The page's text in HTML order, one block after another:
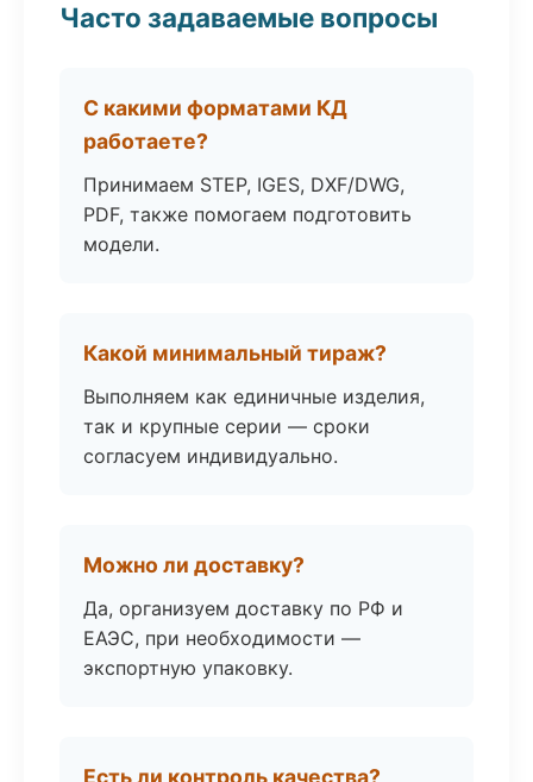
Часто задаваемые вопросы
С какими форматами КД
работаете?
Принимаем STEP, IGES, DXF/DWG,
PDF, также помогаем подготовить
модели.
Какой минимальный тираж?
Выполняем как единичные изделия,
так и крупные серии — сроки
согласуем индивидуально.
Можно ли доставку?
Да, организуем доставку по РФ и
ЕАЭС, при необходимости —
экспортную упаковку.
Есть ли контроль качества?